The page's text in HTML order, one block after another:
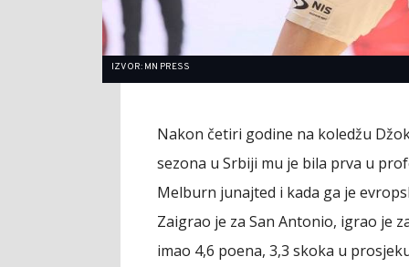
IZVOR: MN PRESS
Nakon četiri godine na koledžu
sezona u Srbiji mu je bila prva u
Melburn junajted i kada ga je
Zaigrao je za San Antonio, igrao je
imao 4,6 poena, 3,3 skoka u